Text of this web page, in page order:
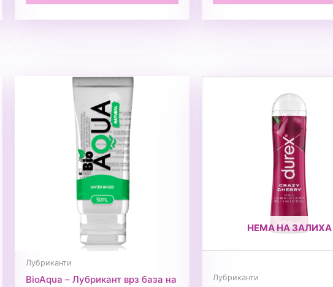
Лубриканти
BioAqua – Лубрикант врз база на
НЕМА НА ЗАЛИХА
Лубриканти